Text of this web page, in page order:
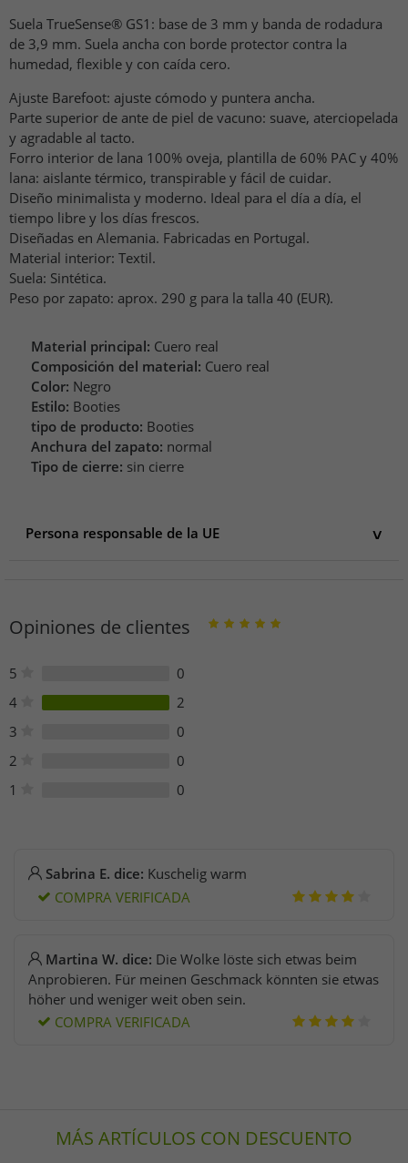
Suela TrueSense® GS1: base de 3 mm y banda de rodadura
de 3,9 mm. Suela ancha con borde protector contra la
humedad, flexible y con caída cero.
Ajuste Barefoot: ajuste cómodo y puntera ancha.
Parte superior de ante de piel de vacuno: suave, aterciopelada
y agradable al tacto.
Forro interior de lana 100% oveja, plantilla de 60% PAC y 40%
lana: aislante térmico, transpirable y fácil de cuidar.
Diseño minimalista y moderno. Ideal para el día a día, el
tiempo libre y los días frescos.
Diseñadas en Alemania. Fabricadas en Portugal.
Material interior: Textil.
Suela: Sintética.
Peso por zapato: aprox. 290 g para la talla 40 (EUR).
Material principal: Cuero real
Composición del material: Cuero real
Color: Negro
Estilo: Booties
tipo de producto: Booties
Anchura del zapato: normal
Tipo de cierre: sin cierre
Persona responsable de la UE
79100 Freiburg im Breisgau
Opiniones de clientes
5
0
4
2
3
0
2
0
1
0
Sabrina E. dice: Kuschelig warm
COMPRA VERIFICADA
Martina W. dice: Die Wolke löste sich etwas beim
Anprobieren. Für meinen Geschmack könnten sie etwas
höher und weniger weit oben sein.
COMPRA VERIFICADA
MÁS ARTÍCULOS CON DESCUENTO